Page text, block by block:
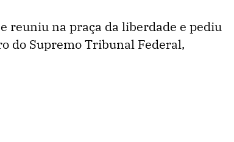
reuniu na praça da liberdade e pediu
do Supremo Tribunal Federal,